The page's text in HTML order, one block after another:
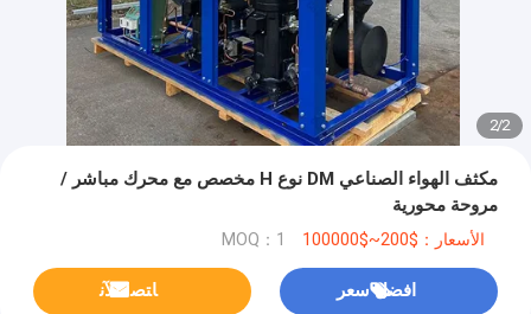
2
/
2
مكثف الهواء الصناعي DM نوع H مخصص مع محرك مباشر /
مروحة محورية
الأسعار：$200~$100000 MOQ：1
افضل سعر ﺎﺘﺼﻟ ﺍﻶﻧ